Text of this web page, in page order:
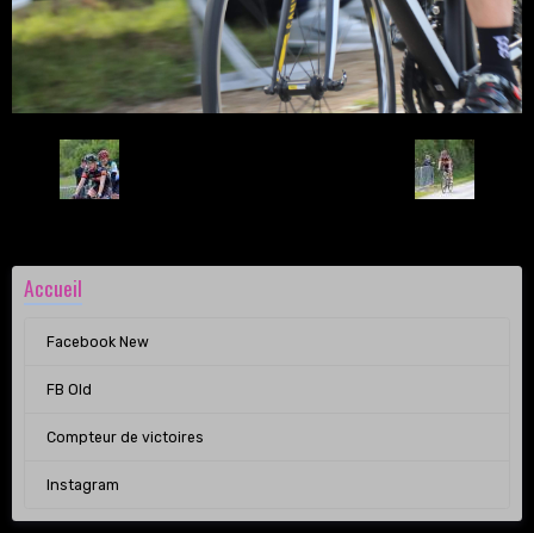
Accueil
Facebook New
FB Old
Compteur de victoires
Instagram